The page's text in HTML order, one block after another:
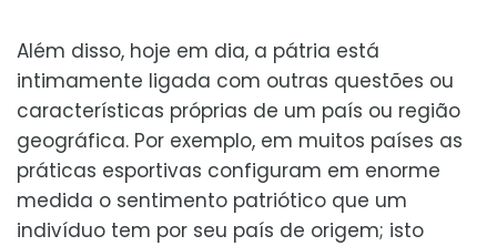
Além disso, hoje em dia, a pátria está
intimamente ligada com outras questões ou
características próprias de um país ou região
geográfica. Por exemplo, em muitos países as
práticas esportivas configuram em enorme
medida o sentimento patriótico que um
indivíduo tem por seu país de origem; isto